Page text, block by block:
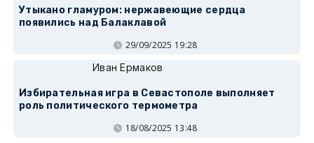
Утыкано гламуром: нержавеющие сердца
появились над Балаклавой
29/09/2025 19:28
Иван Ермаков
Избирательная игра в Севастополе выполняет
роль политического термометра
18/08/2025 13:48